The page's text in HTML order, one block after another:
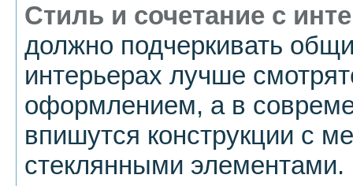
Стиль и сочетание с
должно подчеркивать
интерьерах лучше
оформлением, а в
впишутся конструкции с
стеклянными элементами.